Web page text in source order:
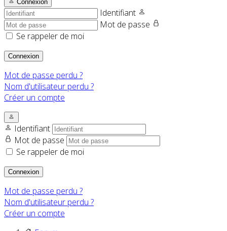
Connexion
Identifiant
Mot de passe
Se rappeler de moi
Connexion
Mot de passe perdu ?
Nom d'utilisateur perdu ?
Créer un compte
Identifiant
Mot de passe
Se rappeler de moi
Connexion
Mot de passe perdu ?
Nom d'utilisateur perdu ?
Créer un compte